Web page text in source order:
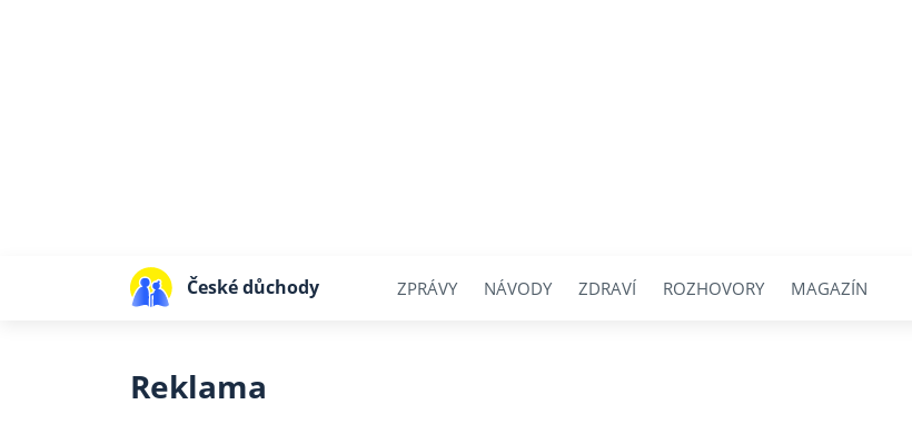
České důchody ZPRÁVY NÁVODY ZDRAVÍ ROZHOVORY MAGAZÍN
Reklama